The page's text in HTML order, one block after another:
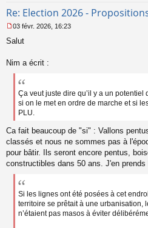
Re: Election 2026 -
e
s
u
03 févr. 2026, 16:23
Salut
Nim a écrit :
Ça veut juste dire qu’il y a un
si on le met en ordre de marche et si
PLU.
Ca fait beaucoup de "si" : Vallons
classés et nous ne sommes pas à
pour bâtir. Ils seront encore pentus,
constructibles dans 50 ans. J'en prends
Si les lignes ont été posées à cet
territoire se prêtait à une urbanisation,
n’étaient pas masos à éviter